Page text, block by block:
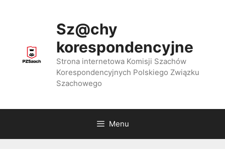
Sz@chy
korespondencyjne
Strona internetowa Komisji Szachów
Korespondencyjnych Polskiego Związku
Szachowego
Menu